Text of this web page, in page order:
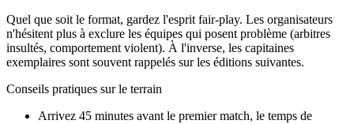
Quel que soit le format, gardez l'esprit fair-play. Les organisateurs
n'hésitent plus à exclure les équipes qui posent problème (arbitres
insultés, comportement violent). À l'inverse, les capitaines
exemplaires sont souvent rappelés sur les éditions suivantes.
Conseils pratiques sur le terrain
Arrivez 45 minutes avant le premier match, le temps de